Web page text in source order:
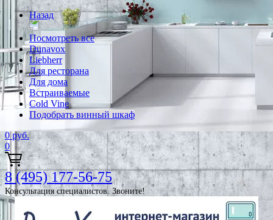
Назад
Посмотреть все
Dunavox
Liebherr
Для ресторана
Для дома
Встраиваемые
Cold Vine
Подобрать винный шкаф
0 руб.
0
8 (495) 177-56-75
Консультация специалистов. Звоните!